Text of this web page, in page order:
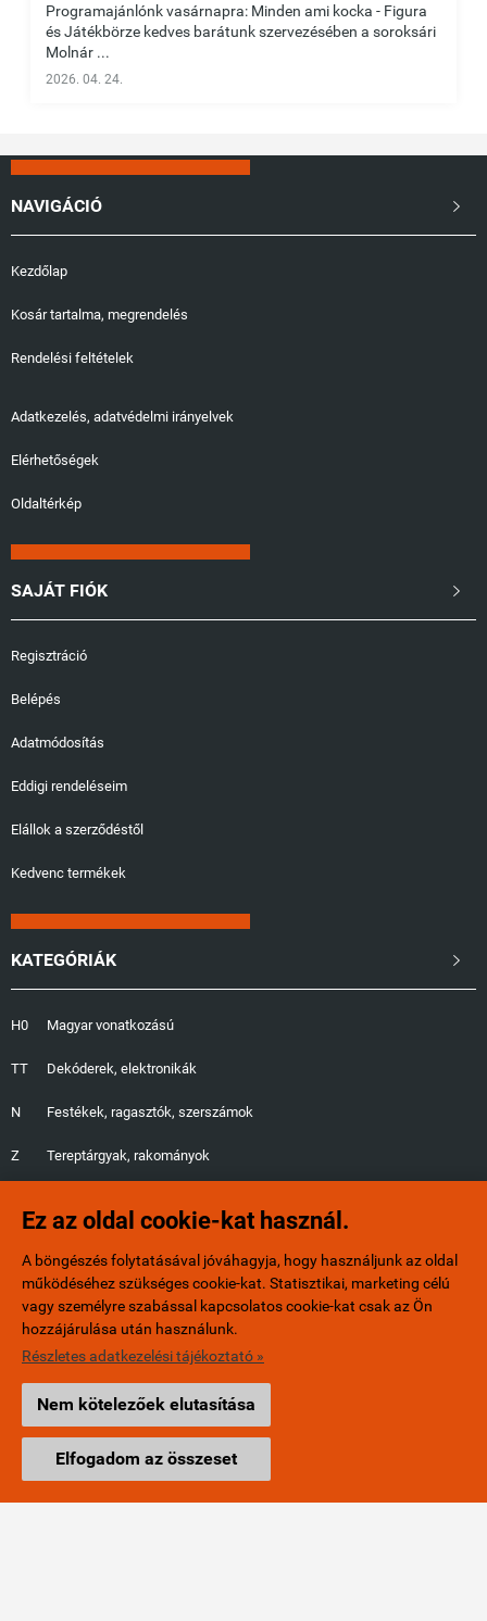
Ez az oldal cookie-kat használ.
A böngészés folytatásával jóváhagyja, hogy használjunk az oldal
működéséhez szükséges cookie-kat. Statisztikai, marketing célú
vagy személyre szabással kapcsolatos cookie-kat csak az Ön
hozzájárulása után használunk.
Részletes adatkezelési tájékoztató »
Nem kötelezőek elutasítása
Elfogadom az összeset
Programajánlónk vasárnapra: Minden ami kocka - Figura
és Játékbörze kedves barátunk szervezésében a soroksári
Molnár ...
2026. 04. 24.
NAVIGÁCIÓ 
Kezdőlap
Kosár tartalma, megrendelés
Rendelési feltételek
Adatkezelés, adatvédelmi irányelvek
Elérhetőségek
Oldaltérkép
SAJÁT FIÓK 
Regisztráció
Belépés
Adatmódosítás
Eddigi rendeléseim
Elállok a szerződéstől
Kedvenc termékek
KATEGÓRIÁK 
H0
TT
N
Z
Magyar vonatkozású
Dekóderek, elektronikák
Festékek, ragasztók, szerszámok
Tereptárgyak, rakományok
Ajándéktárgyak
+36/20-401-6553
info@minibox.hu